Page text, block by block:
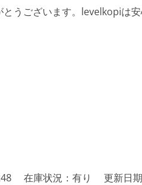
うございます。levelkopiは
在庫状況：有り 更新日